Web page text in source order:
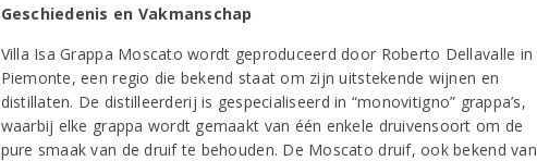
Geschiedenis en Vakmanschap
Villa Isa Grappa Moscato wordt geproduceerd door Roberto Dellavalle in
Piemonte, een regio die bekend staat om zijn uitstekende wijnen en
distillaten. De distilleerderij is gespecialiseerd in “monovitigno” grappa’s,
waarbij elke grappa wordt gemaakt van één enkele druivensoort om de
pure smaak van de druif te behouden. De Moscato druif, ook bekend van